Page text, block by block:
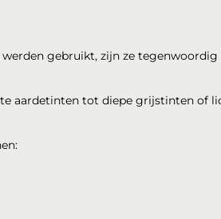
gebruikt, zijn ze tegenwoordig
aardetinten tot diepe grijstinten of